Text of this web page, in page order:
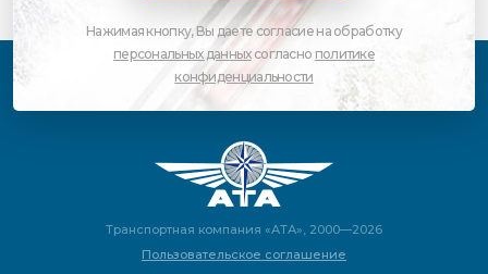
Нажимая кнопку, Вы даете согласие на обработку
персональных данныхсогласно политике
конфиденциальности
Транспортная компания «АТА», 2000—2026
Пользовательское соглашение